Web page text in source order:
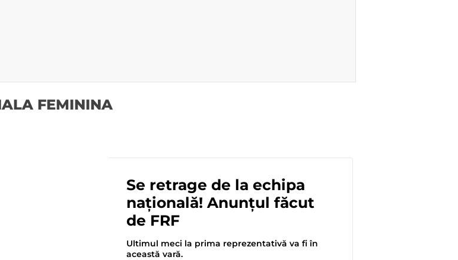
FEMININA
Se retrage de la echipa
națională! Anunțul făcut
de FRF
Ultimul meci la prima reprezentativă va fi în
această vară.